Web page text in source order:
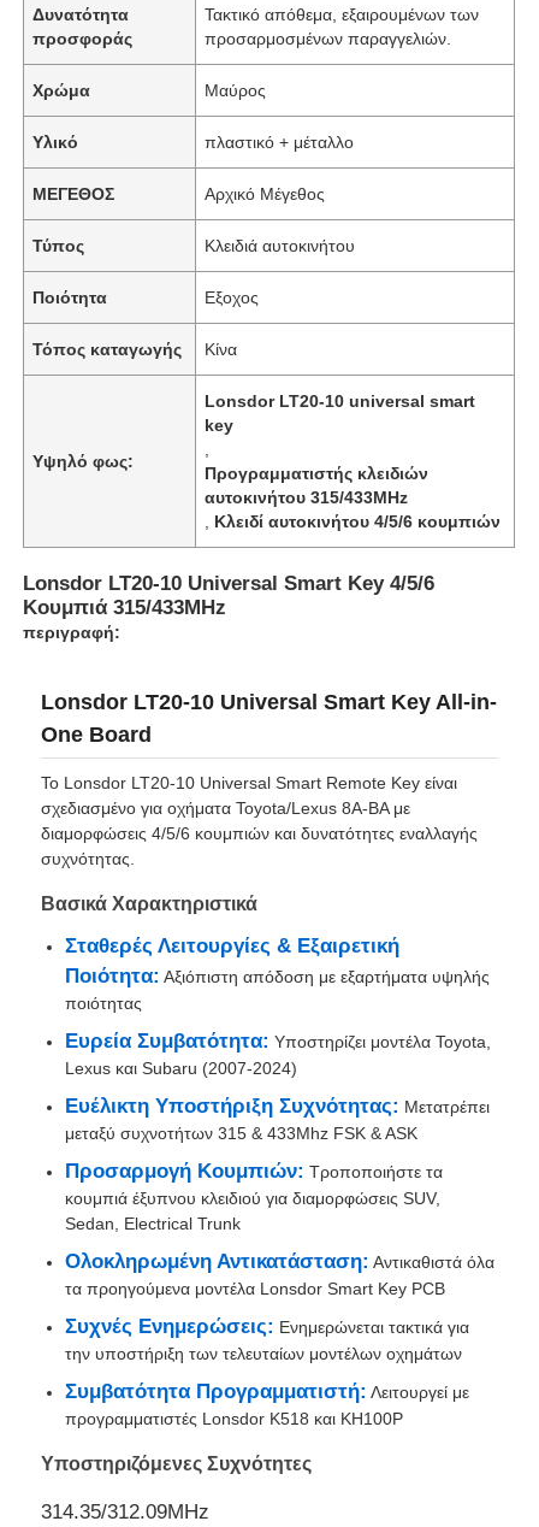
Αρχική Σελίδα
Βίντεο
Δυνατότητα
προσφοράς
Τακτικό απόθεμα, εξαιρουμένων των
προσαρμοσμένων παραγγελιών.
Χρώμα Μαύρος
Υλικό πλαστικό + μέταλλο
ΜΕΓΕΘΟΣ Αρχικό Μέγεθος
Τύπος Κλειδιά αυτοκινήτου
Ποιότητα Εξοχος
Τόπος καταγωγής Κίνα
Υψηλό φως:
Lonsdor LT20-10 universal smart
key
Προγραμματιστής κλειδιών
αυτοκινήτου 315/433MHz
Κλειδί αυτοκινήτου 4/5/6 κουμπιών
Lonsdor LT20-10 Universal Smart Key 4/5/6
Κουμπιά 315/433MHz
περιγραφή:
Lonsdor LT20-10 Universal Smart Key All-in-
One Board
Το Lonsdor LT20-10 Universal Smart Remote Key είναι
σχεδιασμένο για οχήματα Toyota/Lexus 8A-BA με
διαμορφώσεις 4/5/6 κουμπιών και δυνατότητες εναλλαγής
συχνότητας.
Βασικά Χαρακτηριστικά
Σταθερές Λειτουργίες & Εξαιρετική
Ποιότητα: Αξιόπιστη απόδοση με εξαρτήματα υψηλής
ποιότητας
Ευρεία Συμβατότητα: Υποστηρίζει μοντέλα Toyota,
Lexus και Subaru (2007-2024)
Ευέλικτη Υποστήριξη Συχνότητας: Μετατρέπει
μεταξύ συχνοτήτων 315 & 433Mhz FSK & ASK
Προσαρμογή Κουμπιών: Τροποποιήστε τα
κουμπιά έξυπνου κλειδιού για διαμορφώσεις SUV,
Sedan, Electrical Trunk
Ολοκληρωμένη Αντικατάσταση: Αντικαθιστά όλα
τα προηγούμενα μοντέλα Lonsdor Smart Key PCB
Συχνές Ενημερώσεις: Ενημερώνεται τακτικά για
την υποστήριξη των τελευταίων μοντέλων οχημάτων
Συμβατότητα Προγραμματιστή: Λειτουργεί με
προγραμματιστές Lonsdor K518 και KH100P
Υποστηριζόμενες Συχνότητες
314.35/312.09MHz